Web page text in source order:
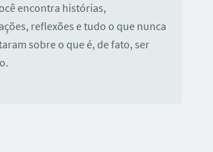
encontra histórias,
reflexões e tudo o que nunca
sobre o que é, de fato, ser